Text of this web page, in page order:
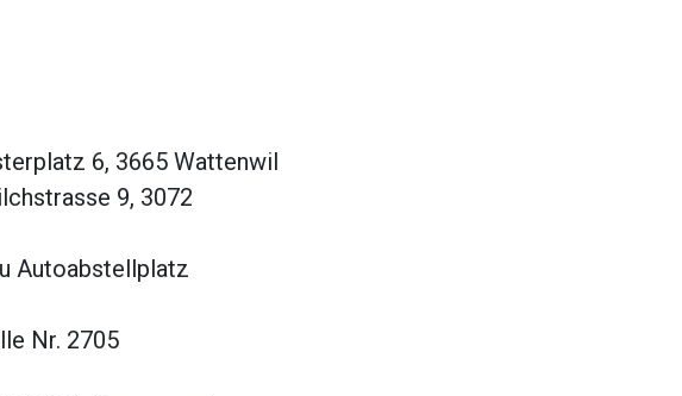
6, 3665 Wattenwil
9, 3072
Autoabstellplatz
Nr. 2705